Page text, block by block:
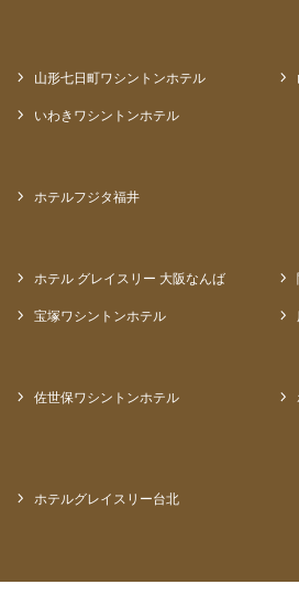
山形七日町ワシントンホテル
いわきワシントンホテル
ホテルフジタ福井
ホテル グレイスリー 大阪なんば
宝塚ワシントンホテル
佐世保ワシントンホテル
ホテルグレイスリー台北